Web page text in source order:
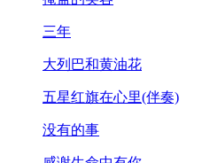
三年
大列巴和黄油花
五星红旗在心里(伴奏)
没有的事